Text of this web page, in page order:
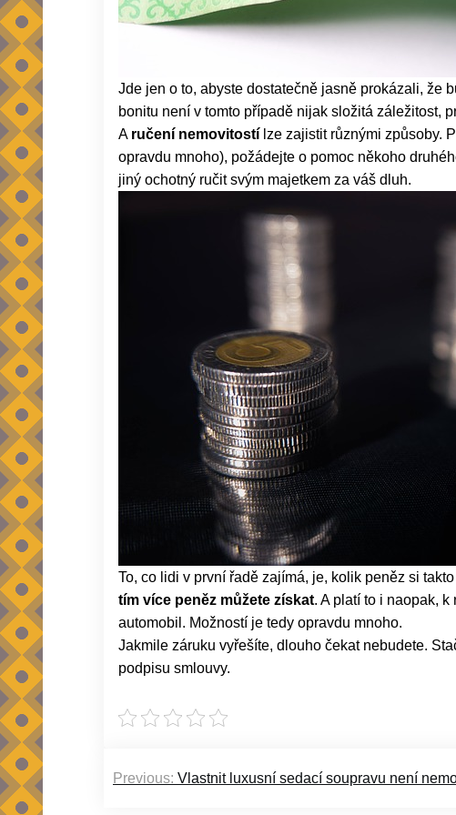
Jde jen o to, abyste dostatečně jasně prokázali, že
bonitu není v tomto případě nijak složitá záležitost,
A ručení nemovitostí lze zajistit různými způsoby.
opravdu mnoho), požádejte o pomoc někoho
jiný ochotný ručit svým majetkem za váš dluh.
To, co lidi v první řadě zajímá, je, kolik peněz si
tím více peněz můžete získat. A platí to i naopak,
automobil. Možností je tedy opravdu mnoho.
Jakmile záruku vyřešíte, dlouho čekat nebudete.
podpisu smlouvy.
Navigace
Previous: Vlastnit luxusní sedací soupravu není